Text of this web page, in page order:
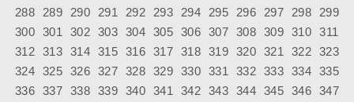
288
289 290 291 292 293 294 295 296 297 298
299
300 301 302 303 304 305 306 307 308 309 310
311
312 313 314 315 316 317 318 319 320 321 322 323
324 325 326 327 328 329 330 331 332 333 334 335
336 337 338 339 340 341 342 343 344 345 346 347